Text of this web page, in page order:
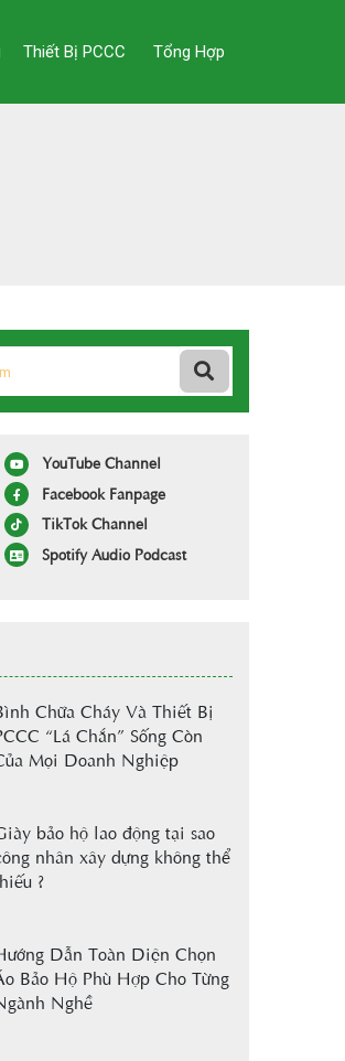
Thiết Bị PCCC Tổng Hợp
YouTube Channel
Facebook Fanpage
TikTok Channel
Spotify Audio Podcast
Chữa Cháy Và Thiết Bị
“Lá Chắn” Sống Còn
Mọi Doanh Nghiệp
bảo hộ lao động tại sao
nhân xây dựng không thể
?
Dẫn Toàn Diện Chọn
Bảo Hộ Phù Hợp Cho Từng
Nghề